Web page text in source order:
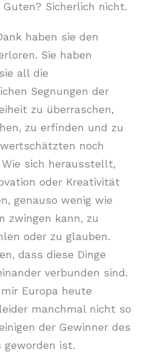
Guten? Sicherlich nicht.
haben sie den
Sie haben
all die
Segnungen der
zu überraschen,
zu erfinden und zu
noch
sich herausstellt,
oder Kreativität
genauso wenig wie
zwingen kann, zu
oder zu glauben.
dass diese Dinge
verbunden sind.
Europa heute
manchmal nicht so
der Gewinner des
geworden ist.